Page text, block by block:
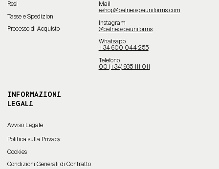
Resi
Tasse e Spedizioni
Processo di Acquisto
INFORMAZIONI
LEGALI
Avviso Legale
Politica sulla Privacy
Cookies
Condizioni Generali di Contratto
Mail
eshop@balneospauniforms.com
Instagram
@balneospauniforms
Whatsapp
+34 600 044 255
Telefono
00 (+34) 935 111 011